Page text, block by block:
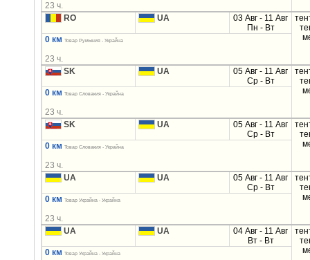
23 ч.
RO
UA
03 Авг - 11 Авг
Пн - Вт
0 км Товар Румыния - Украйна
23 ч.
SK
UA
05 Авг - 11 Авг
Ср - Вт
0 км Товар Словакия - Украйна
23 ч.
SK
UA
05 Авг - 11 Авг
Ср - Вт
0 км Товар Словакия - Украйна
23 ч.
UA
UA
05 Авг - 11 Авг
Ср - Вт
0 км Товар Украйна - Украйна
23 ч.
UA
UA
04 Авг - 11 Авг
Вт - Вт
0 км Товар Украйна - Украйна